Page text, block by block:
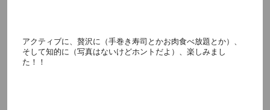
アクティブに、贅沢に（手巻き寿司とかお肉食べ放題とか）、
そして知的に（写真はないけどホントだよ）、楽しみまし
た！！